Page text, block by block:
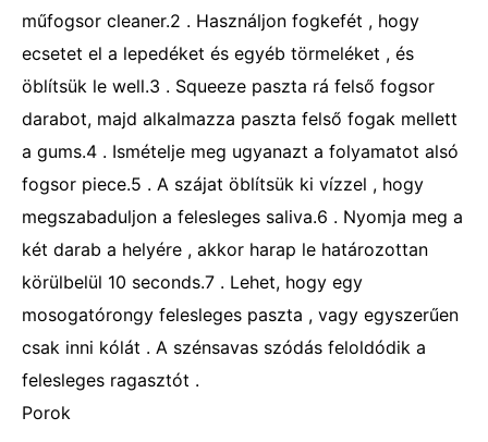
műfogsor cleaner.2 . Használjon fogkefét , hogy
ecsetet el a lepedéket és egyéb törmeléket , és
öblítsük le well.3 . Squeeze paszta rá felső fogsor
darabot, majd alkalmazza paszta felső fogak mellett
a gums.4 . Ismételje meg ugyanazt a folyamatot alsó
fogsor piece.5 . A szájat öblítsük ki vízzel , hogy
megszabaduljon a felesleges saliva.6 . Nyomja meg a
két darab a helyére , akkor harap le határozottan
körülbelül 10 seconds.7 . Lehet, hogy egy
mosogatórongy felesleges paszta , vagy egyszerűen
csak inni kólát . A szénsavas szódás feloldódik a
felesleges ragasztót .
Porok